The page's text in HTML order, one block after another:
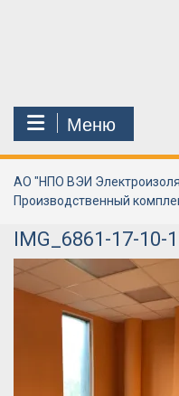
Меню
АО "НПО ВЭИ
Производственный
IMG_6861-17-10-